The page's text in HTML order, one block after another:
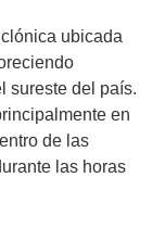
ubicada
sureste del país.
en
de las
las horas